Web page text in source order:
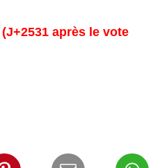
(J+2531 après le vote